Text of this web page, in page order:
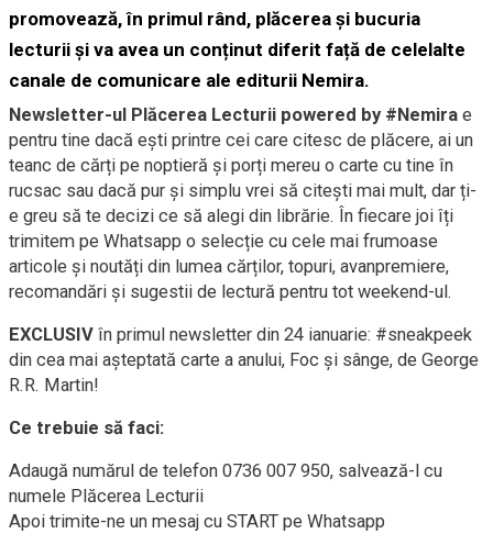
promovează, în primul rând, plăcerea și bucuria
lecturii și va avea un conținut diferit față de celelalte
canale de comunicare ale editurii Nemira.
Newsletter-ul Plăcerea Lecturii powered by #Nemira e
pentru tine dacă ești printre cei care citesc de plăcere, ai un
teanc de cărți pe noptieră și porți mereu o carte cu tine în
rucsac sau dacă pur și simplu vrei să citești mai mult, dar ți-
e greu să te decizi ce să alegi din librărie. În fiecare joi îți
trimitem pe Whatsapp o selecție cu cele mai frumoase
articole și noutăți din lumea cărților, topuri, avanpremiere,
recomandări și sugestii de lectură pentru tot weekend-ul.
EXCLUSIV în primul newsletter din 24 ianuarie: #sneakpeek
din cea mai așteptată carte a anului, Foc și sânge, de George
R.R. Martin!
Ce trebuie să faci:
Adaugă numărul de telefon 0736 007 950, salvează-l cu
numele Plăcerea Lecturii
Apoi trimite-ne un mesaj cu START pe Whatsapp